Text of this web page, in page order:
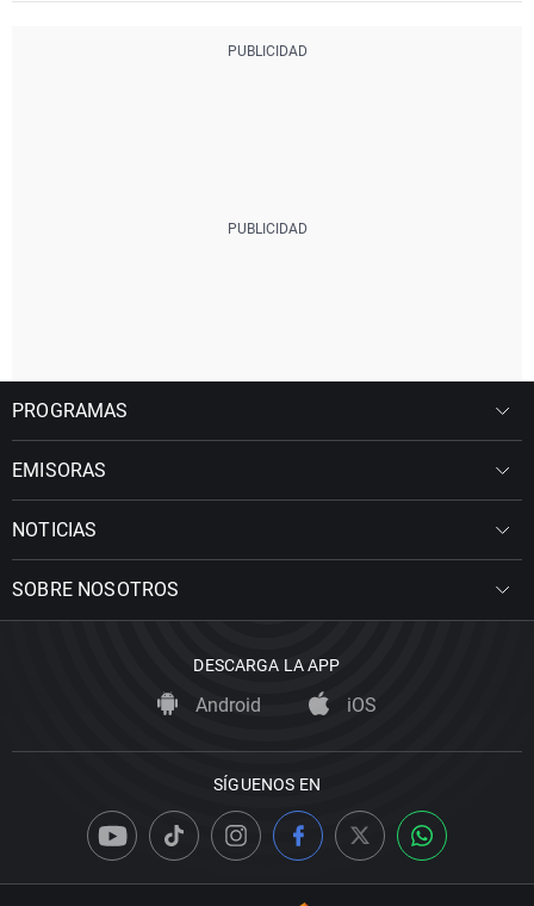
PROGRAMAS
EMISORAS
NOTICIAS
SOBRE NOSOTROS
DESCARGA LA APP
Android iOS
SÍGUENOS EN